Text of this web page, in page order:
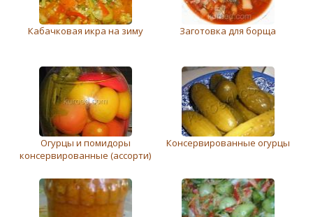
Кабачковая икра на зиму Заготовка для борща
Огурцы и помидоры
консервированные (ассорти)
Консервированные огурцы